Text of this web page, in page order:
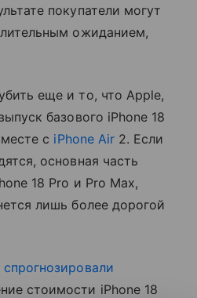
покупатели могут
ожиданием,
еще и то, что Apple,
базового iPhone 18
с iPhone Air2. Если
основная часть
18 Pro и Pro Max,
лишь более дорогой
спрогнозировали
стоимости iPhone 18